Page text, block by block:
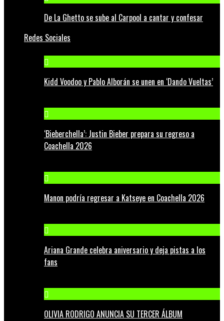
De La Ghetto se sube al Carpool a cantar y confesar
Redes Sociales
Kidd Voodoo y Pablo Alborán se unen en ‘Dando Vueltas’
‘Bieberchella’: Justin Bieber prepara su regreso a
Coachella 2026
Manon podría regresar a Katseye en Coachella 2026
Ariana Grande celebra aniversario y deja pistas a los
fans
OLIVIA RODRIGO ANUNCIA SU TERCER ÁLBUM